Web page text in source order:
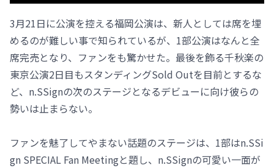
3月21日に公演を控える福岡公演は、新人としては席を埋
めるのが難しい事で知られているが、1部公演はなんと全
席完売となり、ファンをも驚かせた。最後を飾る千秋楽の
東京公演2日目もスタンディングSold Outを目前とするな
ど、n.SSignの次のステージとなるデビューに向け彼らの
勢いは止まらない。
ファンを魅了してやまない話題のステージは、1部はn.SSi
gn SPECIAL Fan Meetingと題し、n.SSignの可愛い一面が